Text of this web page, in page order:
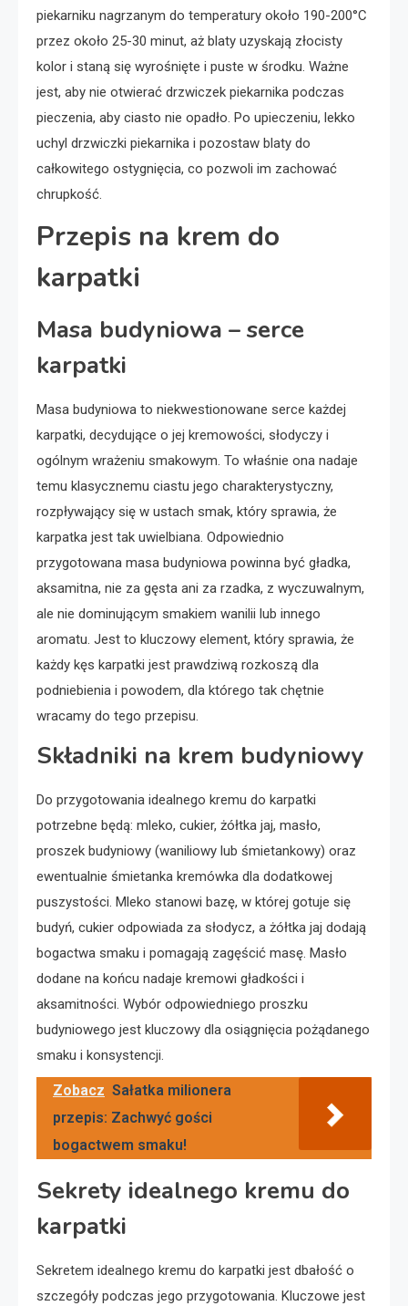
piekarniku nagrzanym do temperatury około 190-200°C
przez około 25-30 minut, aż blaty uzyskają złocisty
kolor i staną się wyrośnięte i puste w środku. Ważne
jest, aby nie otwierać drzwiczek piekarnika podczas
pieczenia, aby ciasto nie opadło. Po upieczeniu, lekko
uchyl drzwiczki piekarnika i pozostaw blaty do
całkowitego ostygnięcia, co pozwoli im zachować
chrupkość.
Przepis na krem do
karpatki
Masa budyniowa – serce
karpatki
Masa budyniowa to niekwestionowane serce każdej
karpatki, decydujące o jej kremowości, słodyczy i
ogólnym wrażeniu smakowym. To właśnie ona nadaje
temu klasycznemu ciastu jego charakterystyczny,
rozpływający się w ustach smak, który sprawia, że
karpatka jest tak uwielbiana. Odpowiednio
przygotowana masa budyniowa powinna być gładka,
aksamitna, nie za gęsta ani za rzadka, z wyczuwalnym,
ale nie dominującym smakiem wanilii lub innego
aromatu. Jest to kluczowy element, który sprawia, że
każdy kęs karpatki jest prawdziwą rozkoszą dla
podniebienia i powodem, dla którego tak chętnie
wracamy do tego przepisu.
Składniki na krem budyniowy
Do przygotowania idealnego kremu do karpatki
potrzebne będą: mleko, cukier, żółtka jaj, masło,
proszek budyniowy (waniliowy lub śmietankowy) oraz
ewentualnie śmietanka kremówka dla dodatkowej
puszystości. Mleko stanowi bazę, w której gotuje się
budyń, cukier odpowiada za słodycz, a żółtka jaj dodają
bogactwa smaku i pomagają zagęścić masę. Masło
dodane na końcu nadaje kremowi gładkości i
aksamitności. Wybór odpowiedniego proszku
budyniowego jest kluczowy dla osiągnięcia pożądanego
smaku i konsystencji.
Zobacz Sałatka milionera
przepis: Zachwyć gości
bogactwem smaku!
Sekrety idealnego kremu do
karpatki
Sekretem idealnego kremu do karpatki jest dbałość o
szczegóły podczas jego przygotowania. Kluczowe jest